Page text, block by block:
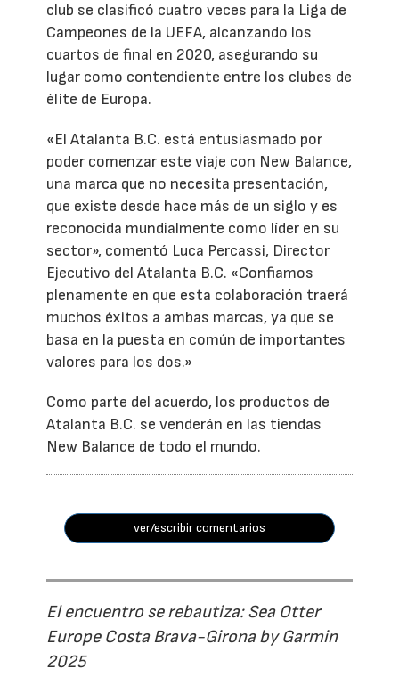
club se clasificó cuatro veces para la Liga de
Campeones de la UEFA, alcanzando los
cuartos de final en 2020, asegurando su
lugar como contendiente entre los clubes de
élite de Europa.
«El Atalanta B.C. está entusiasmado por
poder comenzar este viaje con New Balance,
una marca que no necesita presentación,
que existe desde hace más de un siglo y es
reconocida mundialmente como líder en su
sector», comentó Luca Percassi, Director
Ejecutivo del Atalanta B.C. «Confiamos
plenamente en que esta colaboración traerá
muchos éxitos a ambas marcas, ya que se
basa en la puesta en común de importantes
valores para los dos.»
Como parte del acuerdo, los productos de
Atalanta B.C. se venderán en las tiendas
New Balance de todo el mundo.
ver/escribir comentarios
El encuentro se rebautiza: Sea Otter
Europe Costa Brava-Girona by Garmin
2025